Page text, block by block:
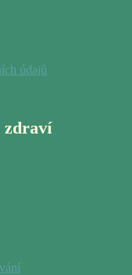
údajů
zdraví